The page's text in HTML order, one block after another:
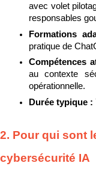
avec volet
responsables
Formations
pratique de
Compétences
au contexte
opérationnelle.
Durée typique :
2. Pour qui sont
cybersécurité IA